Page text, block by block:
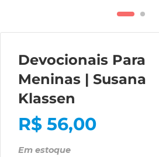
Devocionais Para
Meninas | Susana
Klassen
R$ 56,00
Em estoque